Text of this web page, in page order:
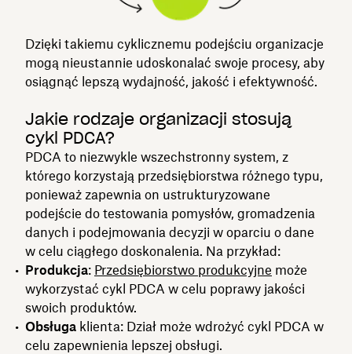
Dzięki takiemu cyklicznemu podejściu organizacje
mogą nieustannie udoskonalać swoje procesy, aby
osiągnąć lepszą wydajność, jakość i efektywność.
Jakie rodzaje organizacji stosują
cykl PDCA?
PDCA to niezwykle wszechstronny system, z
którego korzystają przedsiębiorstwa różnego typu,
ponieważ zapewnia on ustrukturyzowane
podejście do testowania pomysłów, gromadzenia
danych i podejmowania decyzji w oparciu o dane
w celu ciągłego doskonalenia. Na przykład:
Produkcja: Przedsiębiorstwo produkcyjne może
wykorzystać cykl PDCA w celu poprawy jakości
swoich produktów.
Obsługa klienta: Dział może wdrożyć cykl PDCA w
celu zapewnienia lepszej obsługi.